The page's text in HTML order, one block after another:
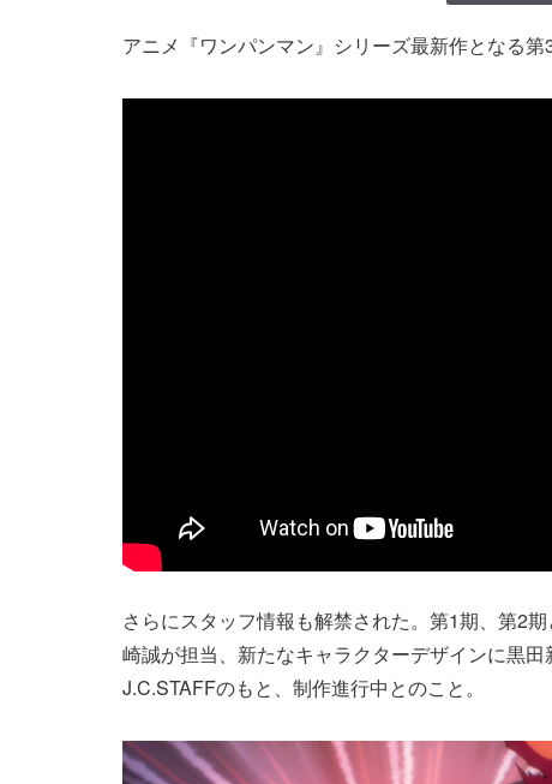
アニメ『ワンパンマン』シリーズ最新作となる
さらにスタッフ情報も解禁された。第1期、第2
崎誠が担当、新たなキャラクターデザインに黒
J.C.STAFFのもと、制作進行中とのこと。